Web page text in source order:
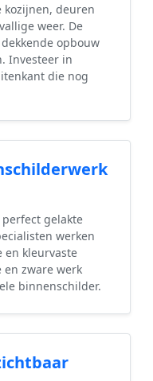
kozijnen, deuren
weer. De
opbouw
Investeer in
die nog
gelakte
werken
en kleurvaste
en zware werk
binnenschilder.